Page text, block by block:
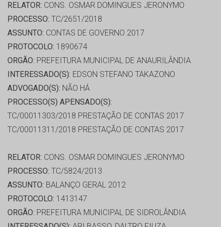
RELATOR: CONS. OSMAR DOMINGUES JERONYMO
PROCESSO: TC/2651/2018
ASSUNTO: CONTAS DE GOVERNO 2017
PROTOCOLO: 1890674
ORGÃO: PREFEITURA MUNICIPAL DE ANAURILÂNDIA
INTERESSADO(S): EDSON STEFANO TAKAZONO
ADVOGADO(S): NÃO HÁ
PROCESSO(S) APENSADO(S):
TC/00011303/2018 PRESTAÇÃO DE CONTAS 2017
TC/00011311/2018 PRESTAÇÃO DE CONTAS 2017
RELATOR: CONS. OSMAR DOMINGUES JERONYMO
PROCESSO: TC/5824/2013
ASSUNTO: BALANÇO GERAL 2012
PROTOCOLO: 1413147
ORGÃO: PREFEITURA MUNICIPAL DE SIDROLÂNDIA